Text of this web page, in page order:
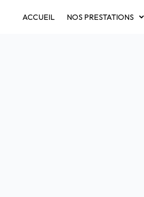
ACCUEIL NOS PRESTATIONS